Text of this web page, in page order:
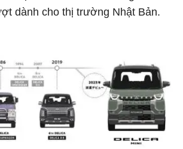
dành cho thị trường Nhật Bản.